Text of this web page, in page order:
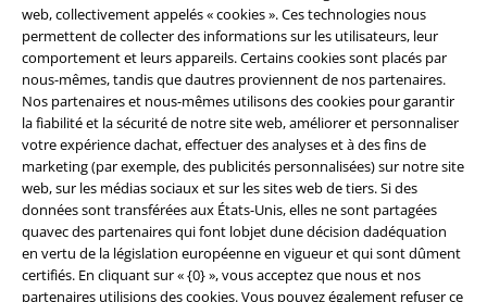
web, collectivement appelés « cookies ». Ces technologies nous
permettent de collecter des informations sur les utilisateurs, leur
comportement et leurs appareils. Certains cookies sont placés par
nous-mêmes, tandis que dautres proviennent de nos partenaires.
Nos partenaires et nous-mêmes utilisons des cookies pour garantir
la fiabilité et la sécurité de notre site web, améliorer et personnaliser
votre expérience dachat, effectuer des analyses et à des fins de
marketing (par exemple, des publicités personnalisées) sur notre site
web, sur les médias sociaux et sur les sites web de tiers. Si des
données sont transférées aux États-Unis, elles ne sont partagées
quavec des partenaires qui font lobjet dune décision dadéquation
en vertu de la législation européenne en vigueur et qui sont dûment
certifiés. En cliquant sur « {0} », vous acceptez que nous et nos
partenaires utilisions des cookies. Vous pouvez également refuser ce
Sécurité